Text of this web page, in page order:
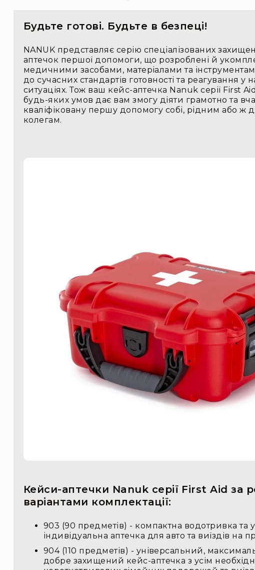
Будьте готові. Будьте в безпеці!
NANUK представляє серію спеціалізованих
аптечок першої допомоги, що розроблені й
медичними засобами, матеріалами та
до сучасних стандартів готовності та реагування у
ситуаціях. Тож ваш кейс-аптечка Nanuk серії First
будь-яких умов дає вам змогу діяти грамотно та
кваліфіковану першу допомогу собі, рідним або ж
колегам.
Кейси-аптечки Nanuk серії First Aid за
варіантами комплектації:
903 (90 предметів) - компактна водотривка та
індивідуальна аптечка для авто та виїздів на
904 (110 предметів) - універсальний,
добре захищений кейс-аптечка з усім